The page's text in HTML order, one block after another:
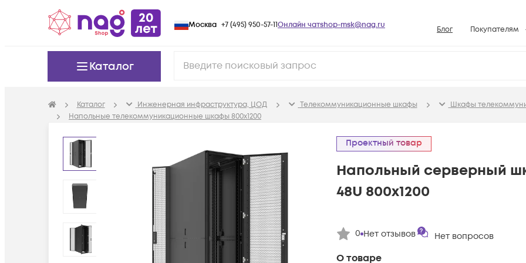
Москва +7 (495) 950-57-11Онлайн чатshop-msk@nag.ru Блог Покупателям
Условия
Вопросы и
Каталог
Каталог Инженерная инфраструктура, ЦОД Телекоммуникационные шкафы
Шкафы
Напольные телекоммуникационные шкафы 800x1200
О товаре
Проектный товар
Напольный серверный
48U 800х1200
0 Нет отзывов Нет вопросов